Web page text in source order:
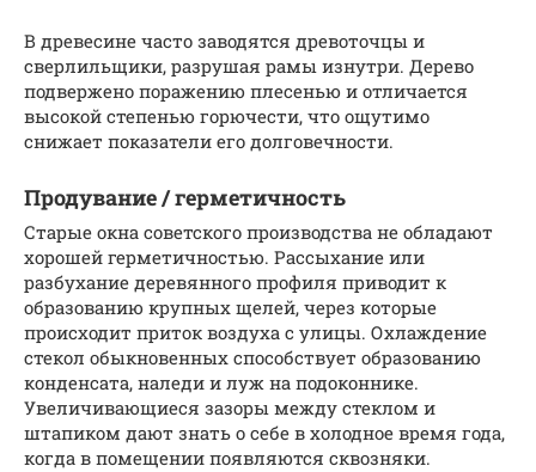
В древесине часто заводятся древоточцы и
сверлильщики, разрушая рамы изнутри. Дерево
подвержено поражению плесенью и отличается
высокой степенью горючести, что ощутимо
снижает показатели его долговечности.
Продувание / герметичность
Старые окна советского производства не обладают
хорошей герметичностью. Рассыхание или
разбухание деревянного профиля приводит к
образованию крупных щелей, через которые
происходит приток воздуха с улицы. Охлаждение
стекол обыкновенных способствует образованию
конденсата, наледи и луж на подоконнике.
Увеличивающиеся зазоры между стеклом и
штапиком дают знать о себе в холодное время года,
когда в помещении появляются сквозняки.